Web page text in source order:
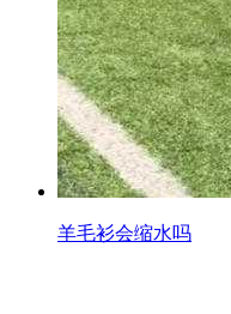
羊毛衫会缩水吗